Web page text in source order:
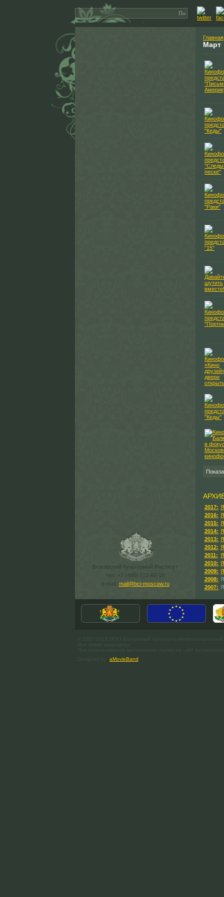
Болгарский Культурный Институт
тел. +7 (495) 771-60-18
e-mail: mail@bci-moscow.ru
Главная
Март
2017:
2016:
2015:
2014:
2013:
2012:
2011:
2010:
2009:
2008:
2007:
aMovieBand